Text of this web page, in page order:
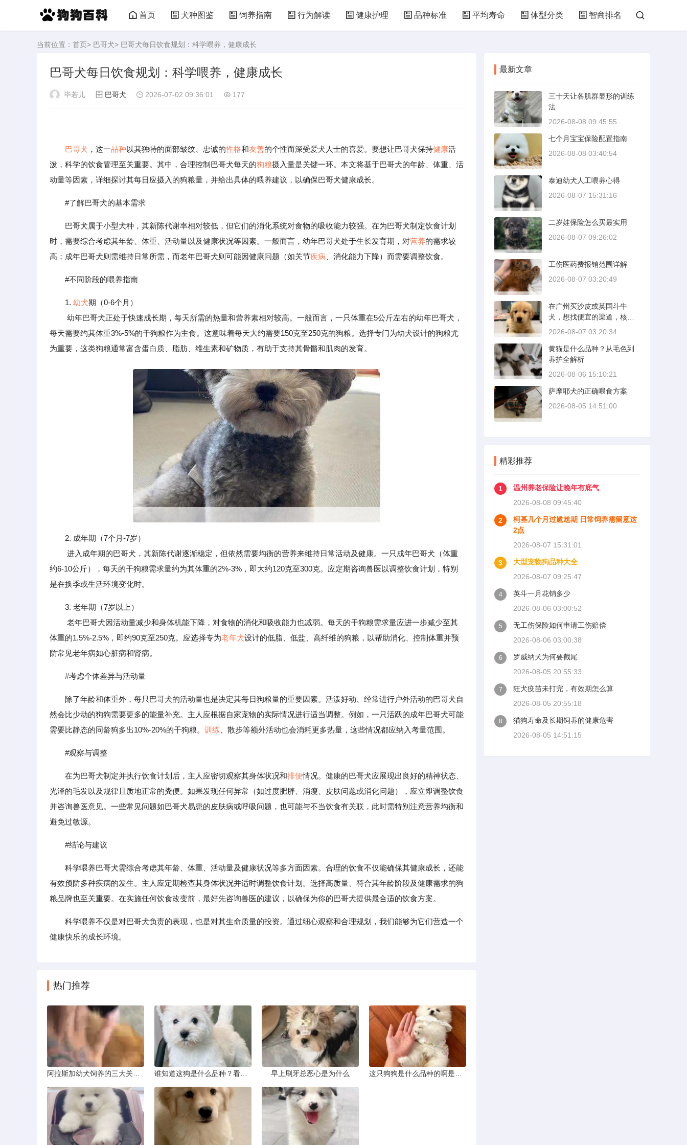
首页 犬种图鉴 饲养指南 行为解读 健康护理 品种标准 平均寿命 体型分类 智商排名
当前位置： 首页> 巴哥犬> 巴哥犬每日饮食规划：科学喂养，健康成长
巴哥犬每日饮食规划：科学喂养，健康成长
毕若儿 巴哥犬 2026-07-02 09:36:01 177
巴哥犬 ，这一品种以其独特的面部皱纹、忠诚的性格和友善的个性而深受爱犬人士的喜爱。要想让巴哥犬保持健康活
泼，科学的饮食管理至关重要。其中，合理控制巴哥犬每天的狗粮摄入量是关键一环。本文将基于巴哥犬的年龄、体重、活
动量等因素，详细探讨其每日应摄入的狗粮量，并给出具体的喂养建议，以确保巴哥犬健康成长。
#了解巴哥犬的基本需求
巴哥犬属于小型犬种，其新陈代谢率相对较低，但它们的消化系统对食物的吸收能力较强。在为巴哥犬制定饮食计划
时，需要综合考虑其年龄、体重、活动量以及健康状况等因素。一般而言，幼年巴哥犬处于生长发育期，对营养的需求较
高；成年巴哥犬则需维持日常所需，而老年巴哥犬则可能因健康问题（如关节疾病 、消化能力下降）而需要调整饮食。
#不同阶段的喂养指南
1. 幼犬期（0-6个月）
幼年巴哥犬正处于快速成长期，每天所需的热量和营养素相对较高。一般而言，一只体重在5公斤左右的幼年巴哥犬，
每天需要约其体重3%-5%的干狗粮作为主食。这意味着每天大约需要150克至250克的狗粮。选择专门为幼犬设计的狗粮尤
为重要，这类狗粮通常富含蛋白质、脂肪、维生素和矿物质，有助于支持其骨骼和肌肉的发育。
2. 成年期（7个月-7岁）
进入成年期的巴哥犬，其新陈代谢逐渐稳定，但依然需要均衡的营养来维持日常活动及健康。一只成年巴哥犬（体重
约6-10公斤），每天的干狗粮需求量约为其体重的2%-3%，即大约120克至300克。应定期咨询兽医以调整饮食计划，特别
是在换季或生活环境变化时。
3. 老年期（7岁以上）
老年巴哥犬因活动量减少和身体机能下降，对食物的消化和吸收能力也减弱。每天的干狗粮需求量应进一步减少至其
体重的1.5%-2.5%，即约90克至250克。应选择专为老年犬设计的低脂、低盐、高纤维的狗粮，以帮助消化、控制体重并预
防常见老年病如心脏病和肾病。
#考虑个体差异与活动量
除了年龄和体重外，每只巴哥犬的活动量也是决定其每日狗粮量的重要因素。活泼好动、经常进行户外活动的巴哥犬自
然会比少动的狗狗需要更多的能量补充。主人应根据自家宠物的实际情况进行适当调整。例如，一只活跃的成年巴哥犬可能
需要比静态的同龄狗多出10%-20%的干狗粮。 训练 、散步等额外活动也会消耗更多热量，这些情况都应纳入考量范围。
#观察与调整
在为巴哥犬制定并执行饮食计划后，主人应密切观察其身体状况和排便情况。健康的巴哥犬应展现出良好的精神状态、
光泽的毛发以及规律且质地正常的粪便。如果发现任何异常（如过度肥胖、消瘦、皮肤问题或消化问题），应立即调整饮食
并咨询兽医意见。一些常见问题如巴哥犬易患的皮肤病或呼吸问题，也可能与不当饮食有关联，此时需特别注意营养均衡和
避免过敏源。
#结论与建议
科学喂养巴哥犬需综合考虑其年龄、体重、活动量及健康状况等多方面因素。合理的饮食不仅能确保其健康成长，还能
有效预防多种疾病的发生。主人应定期检查其身体状况并适时调整饮食计划。选择高质量、符合其年龄阶段及健康需求的狗
粮品牌也至关重要。在实施任何饮食改变前，最好先咨询兽医的建议，以确保为你的巴哥犬提供最合适的饮食方案。
科学喂养不仅是对巴哥犬负责的表现，也是对其生命质量的投资。通过细心观察和合理规划，我们能够为它们营造一个
健康快乐的成长环境。
热门推荐
早上刷牙总恶心是为什么
最新文章
三十天让各肌群显形的训练
法
2026-08-08 09:45:55
七个月宝宝保险配置指南
2026-08-08 03:40:54
泰迪幼犬人工喂养心得
2026-08-07 15:31:16
二岁娃保险怎么买最实用
2026-08-07 09:26:02
工伤医药费报销范围详解
2026-08-07 03:20:49
在广州买沙皮或英国斗牛
犬，想找便宜的渠道，核心
是分清“便宜”和“捡漏”的界
种，价格比北方城市有优
势；英国斗牛犬则完全是另
一套行情。下面直接说具体
间。
2026-08-07 03:20:34
黄猫是什么品种？从毛色到
养护全解析
2026-08-06 15:10:21
萨摩耶犬的正确喂食方案
2026-08-05 14:51:00
精彩推荐
1
温州养老保险让晚年有底气
2026-08-08 09:45:40
2
柯基几个月过尴尬期 日常饲养需留意这
2点
2026-08-07 15:31:01
3
大型宠物狗品种大全
2026-08-07 09:25:47
4
英斗一月花销多少
2026-08-06 03:00:52
5
无工伤保险如何申请工伤赔偿
2026-08-06 03:00:38
6
罗威纳犬为何要截尾
2026-08-05 20:55:33
7
狂犬疫苗未打完，有效期怎么算
2026-08-05 20:55:18
8
猫狗寿命及长期饲养的健康危害
2026-08-05 14:51:15